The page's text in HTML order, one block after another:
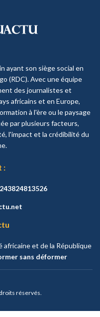
ayant son siège social en
(RDC). Avec une équipe
des journalistes et
africains et en Europe,
à l'ère ou le paysage
par plusieurs facteurs,
l'impact et la crédibilité du
:
africaine et de la République
sans déformer
réservés.